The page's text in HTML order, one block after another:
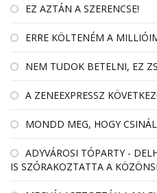
EZ AZTÁN A SZERENCSE!
ERRE KÖLTENÉM A
NEM TUDOK BETELNI, EZ
A ZENEEXPRESSZ
MONDD MEG, HOGY
ADYVÁROSI TÓPARTY -
IS SZÓRAKOZTATTA A